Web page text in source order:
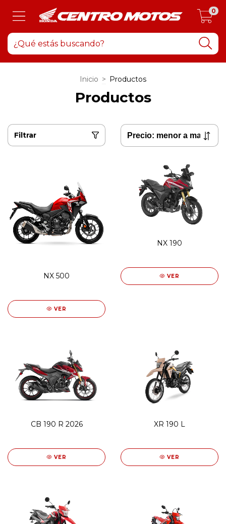
0
Inicio > Productos
Productos
Filtrar
NX 500
VER
NX 190
VER
CB 190 R 2026
VER
XR 190 L
VER